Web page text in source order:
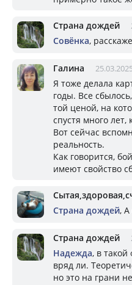
Страна дождей
Совёнка,
Галина
Я тоже делала
годы. Все
той ценой, на
спустя много лет,
Вот сейчас
реальность.
Как говорится,
имеют свойство
Страна дождей, А
Страна дождей
Надежда, в
вряд ли.
но это на грани